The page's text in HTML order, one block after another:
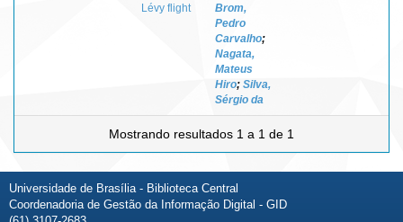
Lévy flight
Brom,
Pedro
Carvalho;
Nagata,
Mateus
Hiro; Silva,
Sérgio da
Mostrando resultados 1 a 1 de 1
Universidade de Brasília - Biblioteca Central
Coordenadoria de Gestão da Informação Digital - GID